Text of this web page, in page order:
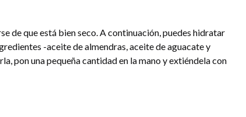
de que está bien seco. A continuación, puedes hidratar
-aceite de almendras, aceite de aguacate y
pon una pequeña cantidad en la mano y extiéndela con